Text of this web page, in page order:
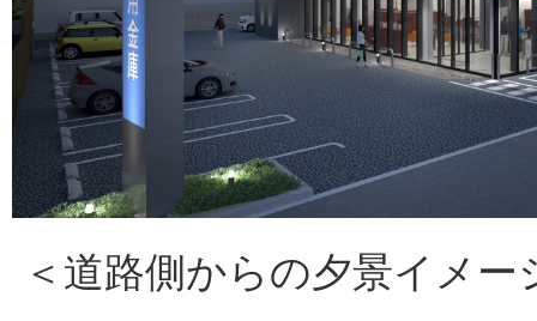
＜道路側からの夕景イメー